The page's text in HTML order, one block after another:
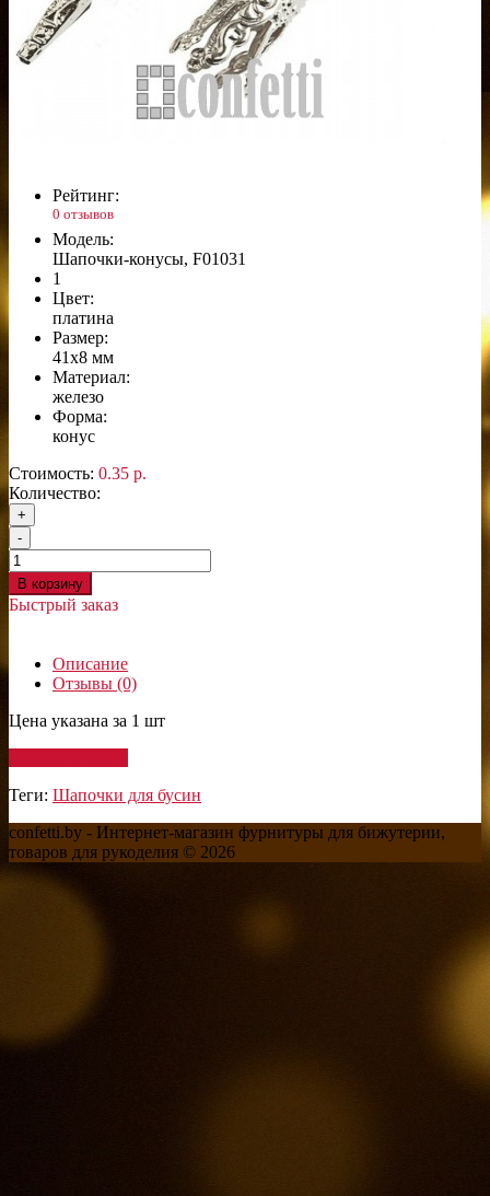
Рейтинг:
0 отзывов
Модель:
Шапочки-конусы, F01031
1
Цвет:
платина
Размер:
41х8 мм
Материал:
железо
Форма:
конус
Стоимость: 0.35 р.
Количество:
+
-
В корзину
Быстрый заказ
Описание
Отзывы (0)
Цена указана за 1 шт
Теги: Шапочки для бусин
confetti.by - Интернет-магазин фурнитуры для бижутерии,
товаров для рукоделия © 2026